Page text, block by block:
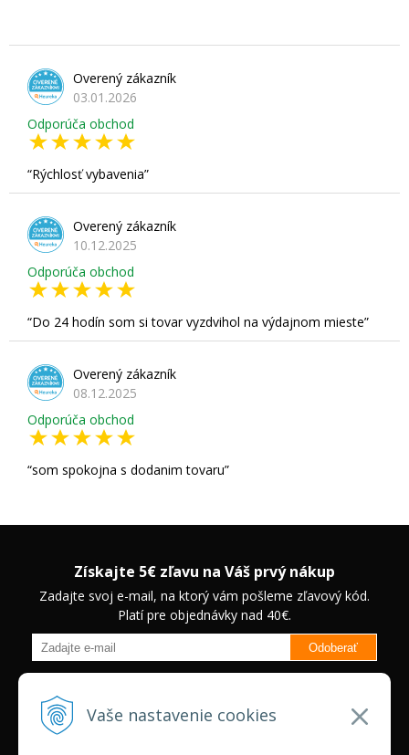
Vaše nastavenie cookies
Overený zákazník
03.01.2026
Odporúča obchod
Rýchlosť vybavenia
Overený zákazník
10.12.2025
Odporúča obchod
Do 24 hodín som si tovar vyzdvihol na výdajnom mieste
Overený zákazník
08.12.2025
Odporúča obchod
som spokojna s dodanim tovaru
Získajte 5€ zľavu na Váš prvý nákup
Zadajte svoj e-mail, na ktorý vám pošleme zľavový kód.
Platí pre objednávky nad 40€.
Odoberať
zľavách na vybrané produkty.
Neplatí pre Veľkoobchodných
zákazníkov.